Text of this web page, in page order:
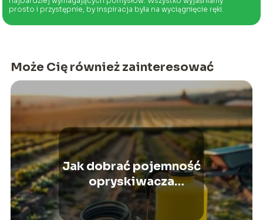
prosto i przystępnie, by inspiracja była na wyciągnięcie ręki.
Może Cię również zainteresować
Jak dobrać pojemność
opryskiwacza
ciśnieniowego do
wielkości upraw?